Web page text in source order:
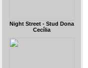
Night Street - Stud Dona
Cecília